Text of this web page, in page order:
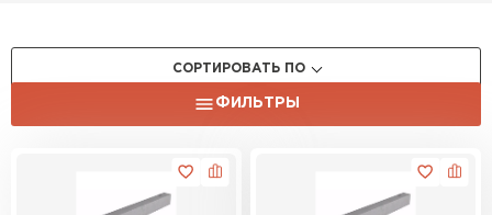
СОРТИРОВАТЬ ПО
ФИЛЬТРЫ